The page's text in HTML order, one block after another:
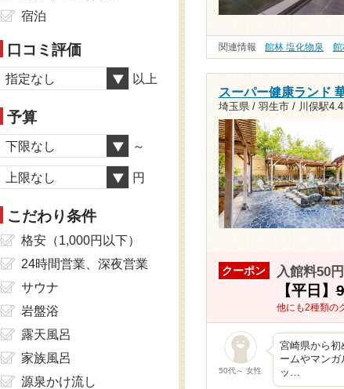
関連情報 館林 塩化物泉 館
スーパー健康ランド
埼玉県 / 羽生市 / 川俣駅
クーポン 入館料50
【平日】
他にも2種類の
50代～ 女性
宮崎県から初
ームやマン
ッ…
宿泊
口コミ評価
指定なし 以上
予算
下限なし ～
上限なし 円
こだわり条件
格安（1,000円以下）
24時間営業、深夜営業
サウナ
岩盤浴
露天風呂
家族風呂
源泉かけ流し